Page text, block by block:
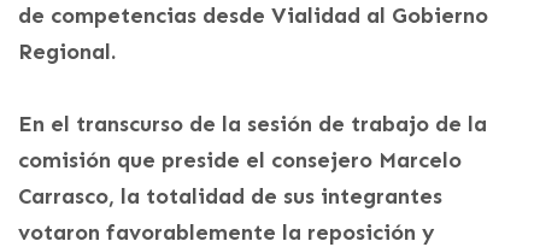
de competencias desde Vialidad al Gobierno
Regional.
En el transcurso de la sesión de trabajo de la
comisión que preside el consejero Marcelo
Carrasco, la totalidad de sus integrantes
votaron favorablemente la reposición y